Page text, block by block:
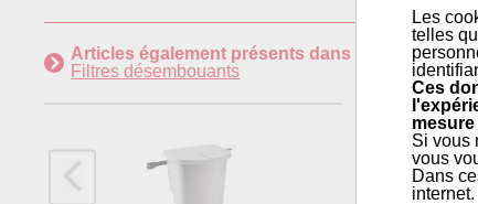
Articles également présents dans Maintenance
Filtres désembouants
Les
telles
Ces
Si vous
vous
Dans
internet.